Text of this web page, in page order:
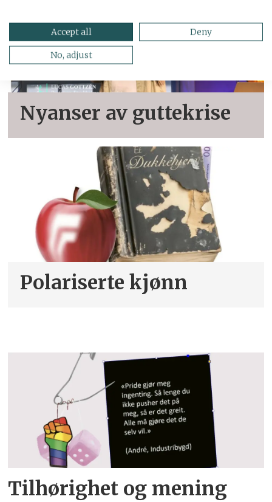
Nyanser av guttekrise
Polariserte kjønn
Tilhørighet og mening
Accept all Deny
No, adjust